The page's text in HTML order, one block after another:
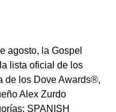
agosto, la Gospel
lista oficial de los
de los Dove Awards®,
Alex Zurdo
SPANISH